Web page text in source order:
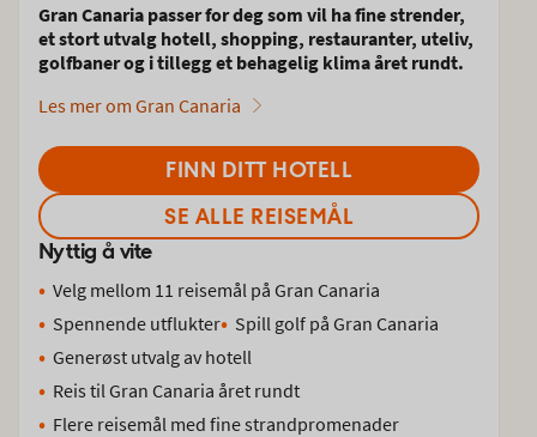
Gran Canaria passer for deg som vil ha fine strender,
et stort utvalg hotell, shopping, restauranter, uteliv,
golfbaner og i tillegg et behagelig klima året rundt.
Les mer om Gran Canaria
FINN DITT HOTELL
SE ALLE REISEMÅL
Nyttig å vite
Velg mellom 11 reisemål på Gran Canaria
Spennende utflukter
Spill golf på Gran Canaria
Generøst utvalg av hotell
Reis til Gran Canaria året rundt
Flere reisemål med fine strandpromenader